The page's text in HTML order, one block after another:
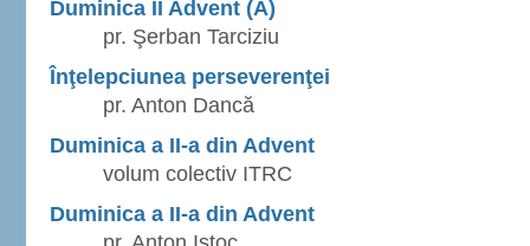
Duminica II Advent (A)
pr. Şerban Tarciziu
Înţelepciunea perseverenţei
pr. Anton Dancă
Duminica a II-a din Advent
volum colectiv ITRC
Duminica a II-a din Advent